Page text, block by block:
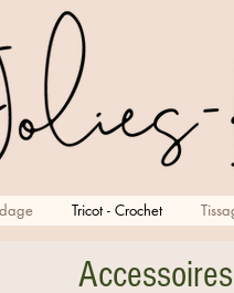
Tricot - Crochet